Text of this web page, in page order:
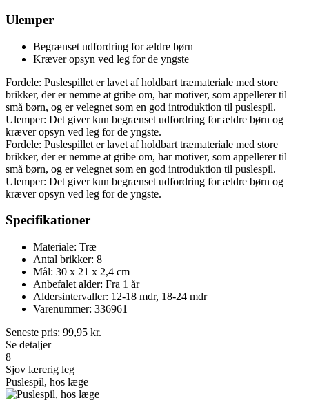
Ulemper
Begrænset udfordring for ældre børn
Kræver opsyn ved leg for de yngste
Fordele: Puslespillet er lavet af holdbart træmateriale med store
brikker, der er nemme at gribe om, har motiver, som appellerer til
små børn, og er velegnet som en god introduktion til puslespil.
Ulemper: Det giver kun begrænset udfordring for ældre børn og
kræver opsyn ved leg for de yngste.
Fordele: Puslespillet er lavet af holdbart træmateriale med store
brikker, der er nemme at gribe om, har motiver, som appellerer til
små børn, og er velegnet som en god introduktion til puslespil.
Ulemper: Det giver kun begrænset udfordring for ældre børn og
kræver opsyn ved leg for de yngste.
Specifikationer
Materiale: Træ
Antal brikker: 8
Mål: 30 x 21 x 2,4 cm
Anbefalet alder: Fra 1 år
Aldersintervaller: 12-18 mdr, 18-24 mdr
Varenummer: 336961
Seneste pris: 99,95 kr.
Se detaljer
8
Sjov lærerig leg
Puslespil, hos læge